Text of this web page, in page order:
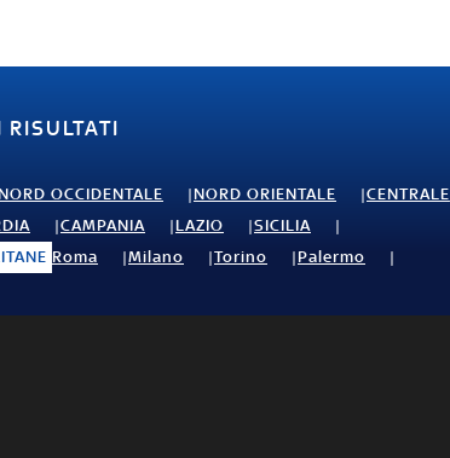
RISULTATI
NORD OCCIDENTALE NORD ORIENTALE CENTRALE
CAMPANIA LAZIO
SICILIA
Roma Milano Torino Palermo